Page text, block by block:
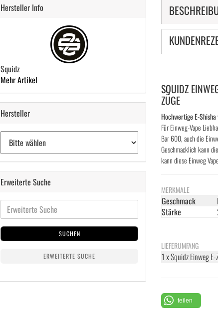
SQUIDZ
ZÜGE
Hochwertige E-
Für Einweg-Vape
Bar 600, auch die
Geschmacklich kann
kann diese Einweg
MERKMALE
Geschmack
Stärke
LIEFERUMFANG
1 x Squidz Einweg
teilen
Hersteller Info
Squidz
Mehr Artikel
Hersteller
Erweiterte Suche
SUCHEN
ERWEITERTE SUCHE